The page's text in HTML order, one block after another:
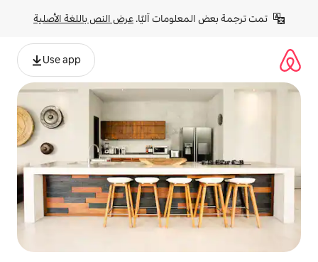
آليًا. عرض النص باللغة الأصلية